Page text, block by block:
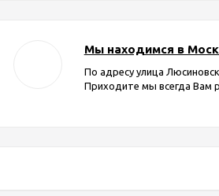
Мы находимся в
По адресу улица
Приходите мы всегда Вам